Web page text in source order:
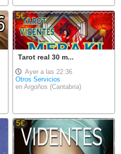
5€
Tarot real 30 m...
Ayer a las 22:36
Otros Servicios
en Argoños (Cantabria)
5€